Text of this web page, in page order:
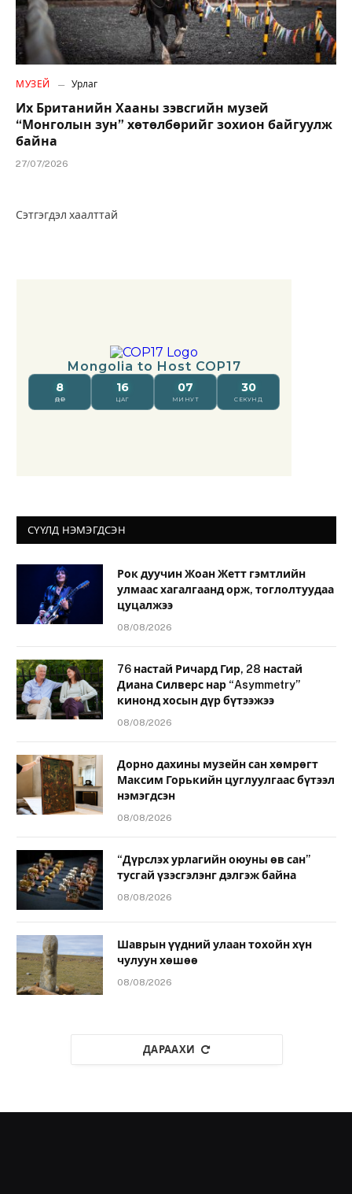
МУЗЕЙ Урлаг
Их Британийн Хааны зэвсгийн музей
“Монголын зун” хөтөлбөрийг зохион байгуулж
байна
27/07/2026
Сэтгэгдэл хаалттай
СҮҮЛД НЭМЭГДСЭН
Рок дуучин Жоан Жетт гэмтлийн
улмаас хагалгаанд орж, тоглолтуудаа
цуцалжээ
08/08/2026
76 настай Ричард Гир, 28 настай
Диана Силверс нар “Asymmetry”
кинонд хосын дүр бүтээжээ
08/08/2026
Дорно дахины музейн сан хөмрөгт
Максим Горькийн цуглуулгаас бүтээл
нэмэгдсэн
08/08/2026
“Дүрслэх урлагийн оюуны өв сан”
тусгай үзэсгэлэнг дэлгэж байна
08/08/2026
Шаврын үүдний улаан тохойн хүн
чулуун хөшөө
08/08/2026
ДАРААХИ